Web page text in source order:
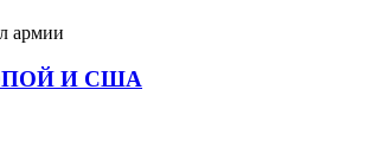
армии
И США